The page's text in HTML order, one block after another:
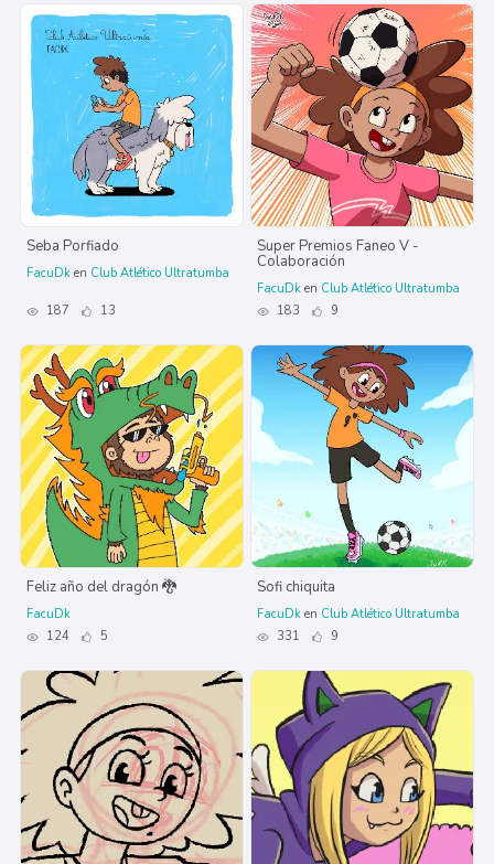
Seba Porfiado
FacuDk en Club Atlético Ultratumba
187 13
Super Premios Faneo V -
Colaboración
FacuDk en Club Atlético Ultratumba
183
9
Feliz año del dragón 🐉
FacuDk
124
5
Sofi chiquita
FacuDk en Club Atlético Ultratumba
331
9